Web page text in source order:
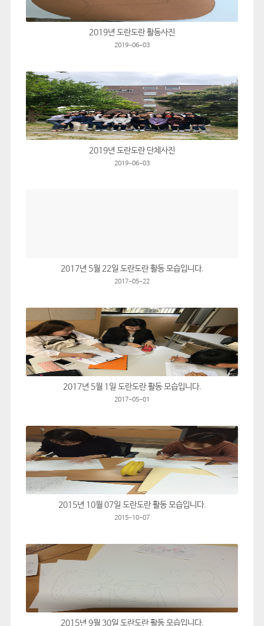
2019년 도란도란 활동사진
2019-06-03
2019년 도란도란 단체사진
2019-06-03
2017년 5월 22일 도란도란 활동 모습입니다.
2017-05-22
2017년 5월 1일 도란도란 활동 모습입니다.
2017-05-01
2015년 10월 07일 도란도란 활동 모습입니다.
2015-10-07
2015년 9월 30일 도란도란 활동 모습입니다.